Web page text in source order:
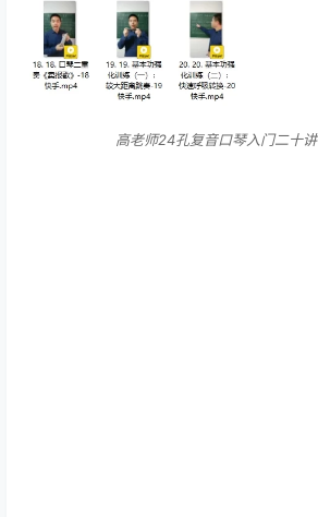
高老师24孔复音口琴入门二十